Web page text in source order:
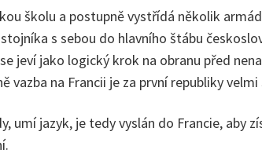
školu a postupně vystřídá několik
s sebou do hlavního štábu
jeví jako logický krok na obranu před
na Francii je za první republiky velmi
umí jazyk, je tedy vyslán do Francie, aby